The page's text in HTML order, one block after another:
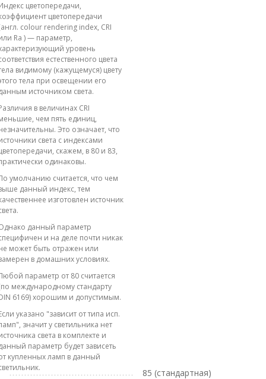
цветопередачи,
цветопередачи
colour rendering index, CRI
Ra ) — параметр,
уровень
естественного цвета
видимому (кажущемуся) цвету
тела при освещении его
источником света.
в величинах CRI
чем пять единиц,
Это означает, что
света с индексами
скажем, в 80 и 83,
одинаковы.
умолчанию считается, что чем
данный индекс, тем
изготовлен источник
данный параметр
и на деле почти никак
может быть отражен или
в домашних условиях.
параметр от 80 считается
международному стандарту
6169) хорошим и допустимым.
указано "зависит от типа исп.
значит у светильника нет
света в комплекте и
параметр будет зависеть
купленных ламп в данный
85 (стандартная)